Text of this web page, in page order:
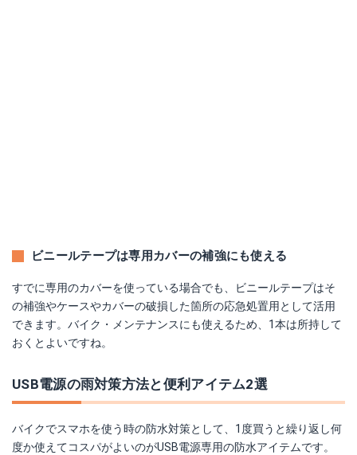
ビニールテープは専用カバーの補強にも使える
すでに専用のカバーを使っている場合でも、ビニールテープはそ
の補強やケースやカバーの破損した箇所の応急処置用として活用
できます。バイク・メンテナンスにも使えるため、1本は所持して
おくとよいですね。
USB電源の雨対策方法と便利アイテム2選
バイクでスマホを使う時の防水対策として、1度買うと繰り返し何
度か使えてコスパがよいのがUSB電源専用の防水アイテムです。